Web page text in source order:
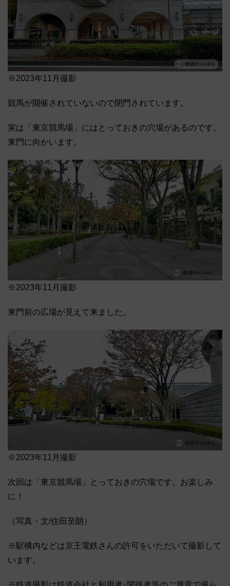
※2023年11月撮影
競馬が開催されていないので閉門されています。
実は「東京競馬場」にはとっておきの穴場があるのです。
東門に向かいます。
※2023年11月撮影
東門前の広場が見えて来ました。
※2023年11月撮影
次回は「東京競馬場」とっておきの穴場です。お楽しみ
に！
（写真・文/住田至朗）
※駅構内などは京王電鉄さんの許可をいただいて撮影して
います。